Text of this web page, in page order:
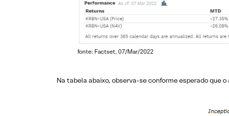
fonte: Factset, 07/Mar/2022
Na tabela abaixo, observa-se conforme esperado que